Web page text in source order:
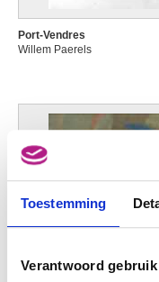
Toestemming
Verantwoord
Port-Vendres
Willem Paerels